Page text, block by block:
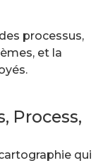
processus,
et la
Process,
qui